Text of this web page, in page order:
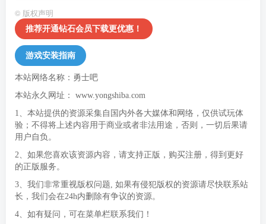
© 版权声明
推荐开通钻石会员下载更优惠！
游戏安装指南
本站网络名称：勇士吧
本站永久网址： www.yongshiba.com
1、本站提供的资源采集自国内外各大媒体和网络，仅供试玩体
验；不得将上述内容用于商业或者非法用途，否则，一切后果请
用户自负。
2、如果您喜欢该资源内容，请支持正版，购买注册，得到更好
的正版服务。
3、我们非常重视版权问题, 如果有侵犯版权的资源请尽快联系站
长，我们会在24h内删除有争议的资源。
4、如有疑问，可在菜单栏联系我们！